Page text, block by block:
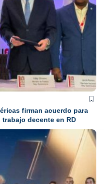
firman acuerdo para
decente en RD